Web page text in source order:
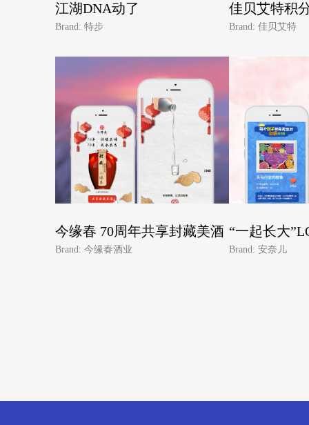
江湖DNA动了
Brand: 特步
佳贝艾特积
Brand: 佳贝艾特
今缘春 70周年共享封藏美酒
Brand: 今缘春酒业
“一起长大
Brand: 安奈儿